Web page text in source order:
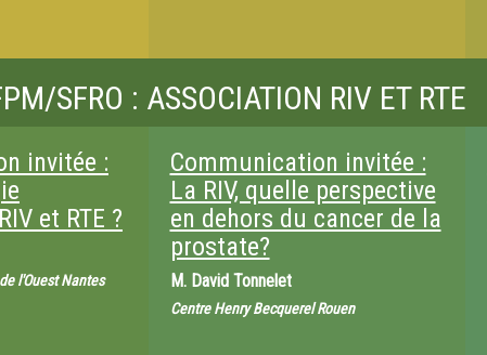
SFRO : ASSOCIATION RIV ET RTE
invitée :
et RTE ?
l'Ouest Nantes
Communication invitée :
La RIV, quelle perspective
en dehors du cancer de la
prostate?
M. David Tonnelet
Centre Henry Becquerel Rouen